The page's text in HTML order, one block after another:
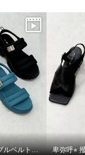
卑弥呼⭐︎ フレキシブルベルト厚底パデットサンダルをご紹介いたします。